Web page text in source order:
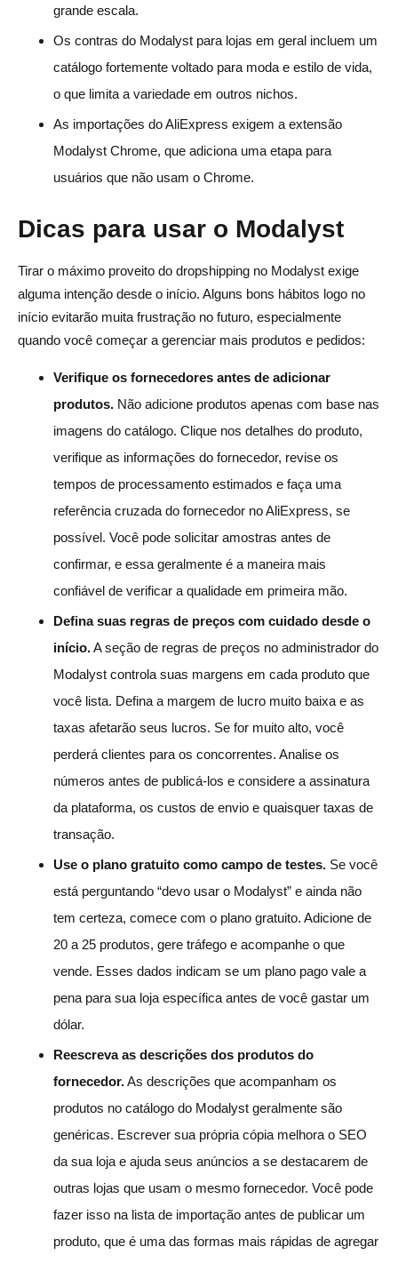
grande escala.
Os contras do Modalyst para lojas em geral incluem um
catálogo fortemente voltado para moda e estilo de vida,
o que limita a variedade em outros nichos.
As importações do AliExpress exigem a extensão
Modalyst Chrome, que adiciona uma etapa para
usuários que não usam o Chrome.
Dicas para usar o Modalyst
Tirar o máximo proveito do dropshipping no Modalyst exige
alguma intenção desde o início. Alguns bons hábitos logo no
início evitarão muita frustração no futuro, especialmente
quando você começar a gerenciar mais produtos e pedidos:
Verifique os fornecedores antes de adicionar
produtos. Não adicione produtos apenas com base nas
imagens do catálogo. Clique nos detalhes do produto,
verifique as informações do fornecedor, revise os
tempos de processamento estimados e faça uma
referência cruzada do fornecedor no AliExpress, se
possível. Você pode solicitar amostras antes de
confirmar, e essa geralmente é a maneira mais
confiável de verificar a qualidade em primeira mão.
Defina suas regras de preços com cuidado desde o
início.A seção de regras de preços no administrador do
Modalyst controla suas margens em cada produto que
você lista. Defina a margem de lucro muito baixa e as
taxas afetarão seus lucros. Se for muito alto, você
perderá clientes para os concorrentes. Analise os
números antes de publicá-los e considere a assinatura
da plataforma, os custos de envio e quaisquer taxas de
transação.
Use o plano gratuito como campo de testes. Se você
está perguntando “devo usar o Modalyst” e ainda não
tem certeza, comece com o plano gratuito. Adicione de
20 a 25 produtos, gere tráfego e acompanhe o que
vende. Esses dados indicam se um plano pago vale a
pena para sua loja específica antes de você gastar um
dólar.
Reescreva as descrições dos produtos do
fornecedor.As descrições que acompanham os
produtos no catálogo do Modalyst geralmente são
genéricas. Escrever sua própria cópia melhora o SEO
da sua loja e ajuda seus anúncios a se destacarem de
outras lojas que usam o mesmo fornecedor. Você pode
fazer isso na lista de importação antes de publicar um
produto, que é uma das formas mais rápidas de agregar